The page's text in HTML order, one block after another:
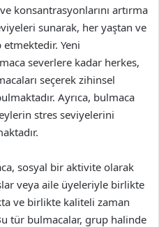
konsantrasyonlarını artırma
sunarak, her yaştan ve
Yeni
severlere kadar herkes,
seçerek zihinsel
Ayrıca, bulmaca
stres seviyelerini
sosyal bir aktivite olarak
veya aile üyeleriyle birlikte
ve birlikte kaliteli zaman
tür bulmacalar, grup halinde